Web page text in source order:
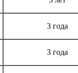
3 года
3 года